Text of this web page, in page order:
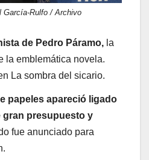
García-Rulfo / Archivo
de Pedro Páramo, la
la emblemática novela.
La sombra del sicario.
papeles apareció ligado
presupuesto y
fue anunciado para